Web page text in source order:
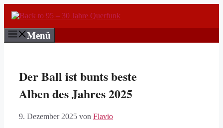
Inhalt
Menü
Der Ball ist bunts beste
Alben des Jahres 2025
9. Dezember 2025 von Flavio